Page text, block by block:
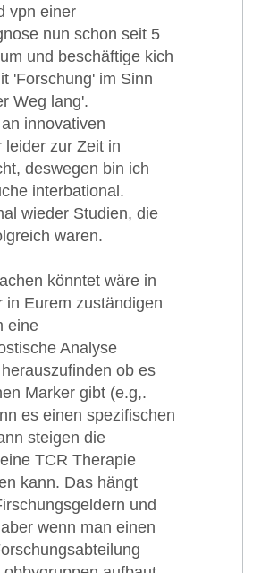
vpn einer
nun schon seit 5
und beschäftige kich
'Forschung' im Sinn
Weg lang'.
innovativen
leider zur Zeit in
deswegen bin ich
interbational.
wieder Studien, die
waren.
könntet wäre in
in Eurem zuständigen
eine
Analyse
ob es
Marker gibt (e.g,.
es einen spezifischen
steigen die
TCR Therapie
kann. Das hängt
und
wenn man einen